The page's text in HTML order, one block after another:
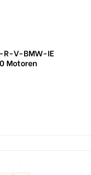
R-V-BMW-IE
Motoren